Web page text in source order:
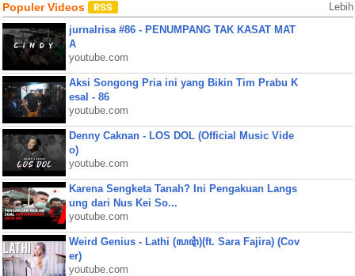
Populer Videos Lebih
jurnalrisa #86 - PENUMPANG TAK KASAT MAT
A
youtube.com
Aksi Songong Pria ini yang Bikin Tim Prabu K
esal - 86
youtube.com
Denny Caknan - LOS DOL (Official Music Vide
o)
youtube.com
Karena Sengketa Tanah? Ini Pengakuan Langs
ung dari Nus Kei So...
youtube.com
Weird Genius - Lathi (ꦭꦛꦶ)(ft. Sara Fajira) (Cov
er)
youtube.com